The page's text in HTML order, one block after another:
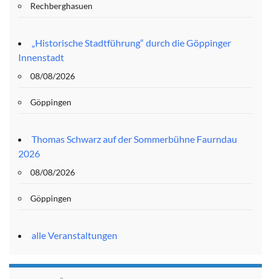
Rechberghasuen
„Historische Stadtführung“ durch die Göppinger
Innenstadt
08/08/2026
Göppingen
Thomas Schwarz auf der Sommerbühne Faurndau
2026
08/08/2026
Göppingen
alle Veranstaltungen